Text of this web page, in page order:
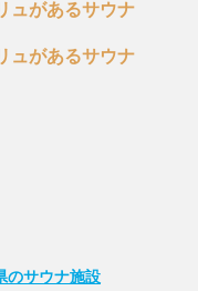
ュがあるサウナ
ュがあるサウナ
のサウナ施設